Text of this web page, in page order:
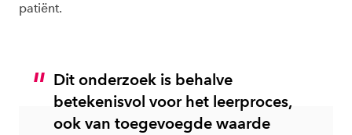
patiënt.
Dit onderzoek is behalve
betekenisvol voor het leerproces,
ook van toegevoegde waarde